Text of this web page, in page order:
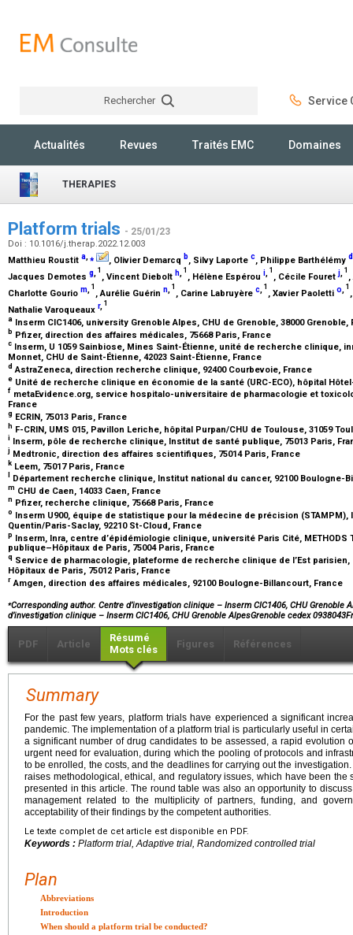
Rechercher Service
Actualités Revues Traités EMC Domaines
THERAPIES
Platform trials - 25/01/23
Doi : 10.1016/j.therap.2022.12.003
Matthieu Roustit a,⁎ , Olivier Demarcq b, Silvy Laporte c, Philippe Barthélémy d
Jacques Demotes g, 1
, Vincent Diebolt h, 1
, Hélène Espérou i, 1
, Cécile Fouretj, 1
,
Charlotte Gourio m, 1
, Aurélie Guérin n, 1
, Carine Labruyère c, 1
, Xavier Paoletti o, 1
Nathalie Varoqueaux r, 1
a Inserm CIC1406, university Grenoble Alpes, CHU de Grenoble, 38000 Grenoble,
b Pfizer, direction des affaires médicales, 75668 Paris, France
c Inserm, U 1059 Sainbiose, Mines Saint-Étienne, unité de recherche clinique,
Monnet, CHU de Saint-Étienne, 42023 Saint-Étienne, France
d AstraZeneca, direction recherche clinique, 92400 Courbevoie, France
e Unité de recherche clinique en économie de la santé (URC-ECO), hôpital
f metaEvidence.org, service hospitalo-universitaire de pharmacologie et
France
g ECRIN, 75013 Paris, France
h F-CRIN, UMS 015, Pavillon Leriche, hôpital Purpan/CHU de Toulouse, 31059
i Inserm, pôle de recherche clinique, Institut de santé publique, 75013 Paris,
j Medtronic, direction des affaires scientifiques, 75014 Paris, France
k Leem, 75017 Paris, France
Département recherche clinique, Institut national du cancer, 92100 Boulogne-
m CHU de Caen, 14033 Caen, France
n Pfizer, recherche clinique, 75668 Paris, France
o Inserm U900, équipe de statistique pour la médecine de précision
Quentin/Paris-Saclay, 92210 St-Cloud, France
p Inserm, Inra, centre d’épidémiologie clinique, université Paris Cité, METHODS
publique–Hôpitaux de Paris, 75004 Paris, France
q Service de pharmacologie, plateforme de recherche clinique de l’Est
Hôpitaux de Paris, 75012 Paris, France
r Amgen, direction des affaires médicales, 92100 Boulogne-Billancourt, France
⁎Corresponding author. Centre d’investigation clinique – Inserm CIC1406, CHU Grenoble
d’investigation clinique – Inserm CIC1406, CHU Grenoble AlpesGrenoble cedex
PDF Article
Résumé
Mots clés
Figures Références
Summary
For the past few years, platform trials have experienced a significant
pandemic. The implementation of a platform trial is particularly useful in
a significant number of drug candidates to be assessed, a rapid evolution
urgent need for evaluation, during which the pooling of protocols and
to be enrolled, the costs, and the deadlines for carrying out the
raises methodological, ethical, and regulatory issues, which have been
presented in this article. The round table was also an opportunity to
management related to the multiplicity of partners, funding, and
acceptability of their findings by the competent authorities.
Le texte complet de cet article est disponible en PDF.
Keywords : Platform trial, Adaptive trial, Randomized controlled trial
Plan
Abbreviations
Introduction
When should a platform trial be conducted?